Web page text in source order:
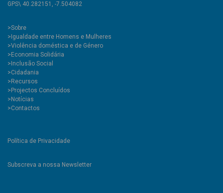
GPS\ 40.282151, -7.504082
>Sobre
>Igualdade entre Homens e Mulheres
>Violência doméstica e de Género
>Economia Solidária
>Inclusão Social
>Cidadania
>Recursos
>Projectos Concluídos
>Notícias
>Contactos
Política de Privacidade
Subscreva a nossa Newsletter